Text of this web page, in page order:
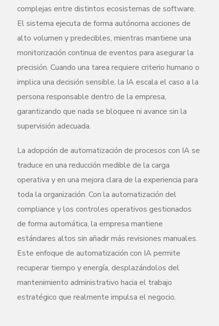
complejas entre distintos ecosistemas de software.
El sistema ejecuta de forma autónoma acciones de
alto volumen y predecibles, mientras mantiene una
monitorización continua de eventos para asegurar la
precisión. Cuando una tarea requiere criterio humano o
implica una decisión sensible, la IA escala el caso a la
persona responsable dentro de la empresa,
garantizando que nada se bloquee ni avance sin la
supervisión adecuada.
La adopción de automatización de procesos con IA se
traduce en una reducción medible de la carga
operativa y en una mejora clara de la experiencia para
toda la organización. Con la automatización del
compliance y los controles operativos gestionados
de forma automática, la empresa mantiene
estándares altos sin añadir más revisiones manuales.
Este enfoque de automatización con IA permite
recuperar tiempo y energía, desplazándolos del
mantenimiento administrativo hacia el trabajo
estratégico que realmente impulsa el negocio.